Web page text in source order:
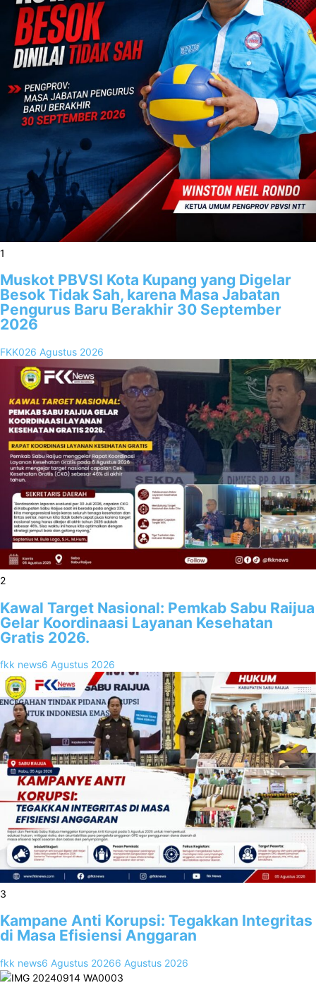
1
Muskot PBVSI Kota Kupang yang Digelar
Besok Tidak Sah, karena Masa Jabatan
Pengurus Baru Berakhir 30 September
2026
FKK026 Agustus 2026
2
Kawal Target Nasional: Pemkab Sabu Raijua
Gelar Koordinaasi Layanan Kesehatan
Gratis 2026.
fkk news6 Agustus 2026
3
Kampane Anti Korupsi: Tegakkan Integritas
di Masa Efisiensi Anggaran
fkk news6 Agustus 20266 Agustus 2026